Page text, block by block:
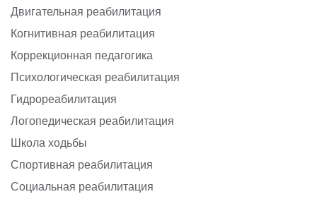
Двигательная реабилитация
Когнитивная реабилитация
Коррекционная педагогика
Психологическая реабилитация
Гидрореабилитация
Логопедическая реабилитация
Школа ходьбы
Спортивная реабилитация
Социальная реабилитация